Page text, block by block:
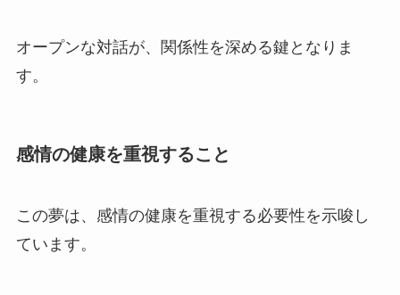
オープンな対話が、関係性を深める鍵となりま
す。
感情の健康を重視すること
この夢は、感情の健康を重視する必要性を示唆し
ています。